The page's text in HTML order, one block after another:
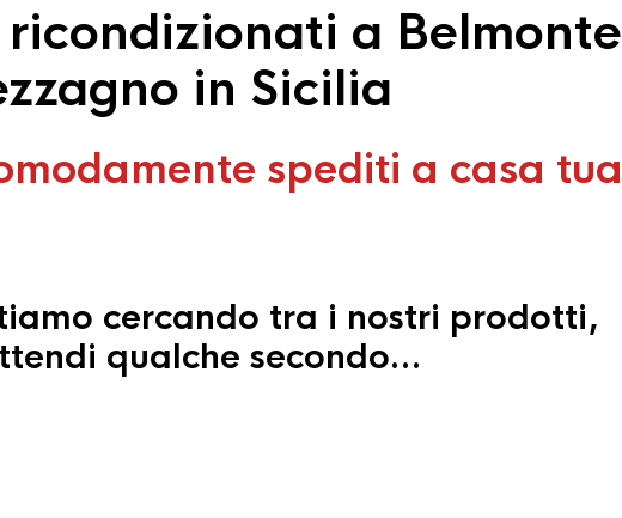
a Belmonte
in Sicilia
spediti a casa tua
cercando tra i nostri prodotti,
qualche secondo…